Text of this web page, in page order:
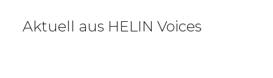
Aktuell aus HELIN Voices